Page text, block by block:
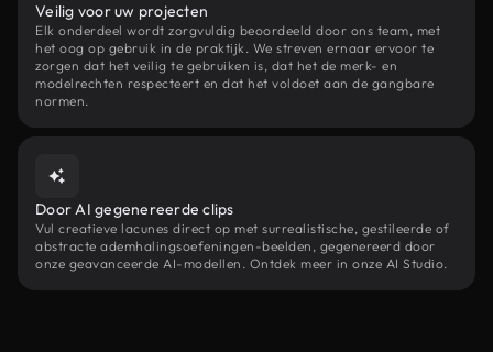
Veilig voor uw projecten
Elk onderdeel wordt zorgvuldig beoordeeld door ons team, met
het oog op gebruik in de praktijk. We streven ernaar ervoor te
zorgen dat het veilig te gebruiken is, dat het de merk- en
modelrechten respecteert en dat het voldoet aan de gangbare
normen.
Door AI gegenereerde clips
Vul creatieve lacunes direct op met surrealistische, gestileerde of
abstracte ademhalingsoefeningen-beelden, gegenereerd door
onze geavanceerde AI-modellen. Ontdek meer in onze AI Studio.